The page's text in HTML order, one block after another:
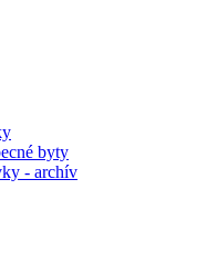
byty
- archív